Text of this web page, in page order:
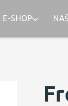
E-SHOP